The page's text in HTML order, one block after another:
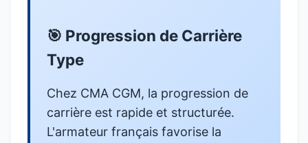
🎯 Progression de Carrière
Type
Chez CMA CGM, la progression de
carrière est rapide et structurée.
L'armateur français favorise la